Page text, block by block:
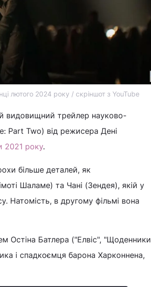
лютого 2024 року / скріншот з YouTube
видовищний трейлер науково-
Part Two) від режисера Дені
2021 року.
більше деталей, як
Шаламе) та Чані (Зендея), якій у
Натомість, в другому фільмі вона
Остіна Батлера ("Елвіс", "Щоденники
і спадкоємця барона Харконнена,